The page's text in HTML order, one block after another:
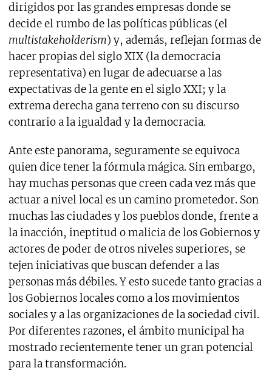
dirigidos por las grandes empresas donde se
decide el rumbo de las políticas públicas (el
multistakeholderism) y, además, reflejan formas de
hacer propias del siglo XIX (la democracia
representativa) en lugar de adecuarse a las
expectativas de la gente en el siglo XXI; y la
extrema derecha gana terreno con su discurso
contrario a la igualdad y la democracia.
Ante este panorama, seguramente se equivoca
quien dice tener la fórmula mágica. Sin embargo,
hay muchas personas que creen cada vez más que
actuar a nivel local es un camino prometedor. Son
muchas las ciudades y los pueblos donde, frente a
la inacción, ineptitud o malicia de los Gobiernos y
actores de poder de otros niveles superiores, se
tejen iniciativas que buscan defender a las
personas más débiles. Y esto sucede tanto gracias a
los Gobiernos locales como a los movimientos
sociales y a las organizaciones de la sociedad civil.
Por diferentes razones, el ámbito municipal ha
mostrado recientemente tener un gran potencial
para la transformación.